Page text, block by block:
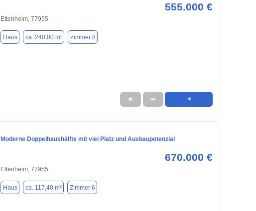
555.000 €
Ettenheim, 77955
Haus ca. 240,00 m² Zimmer 8
★ ➦ ➜
Moderne Doppelhaushälfte mit viel Platz und Ausbaupotenzial
670.000 €
Ettenheim, 77955
Haus ca. 117,40 m² Zimmer 6